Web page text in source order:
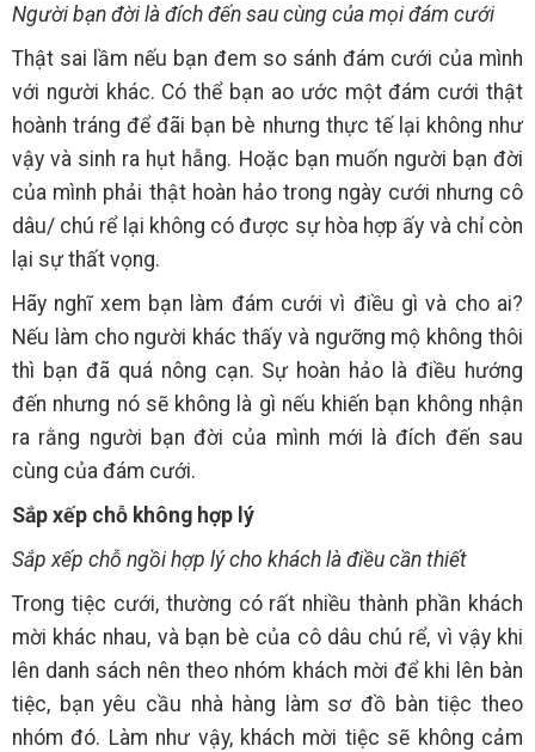
Người bạn đời là đích đến sau cùng của mọi đám cưới
Thật sai lầm nếu bạn đem so sánh đám cưới của mình
với người khác. Có thể bạn ao ước một đám cưới thật
hoành tráng để đãi bạn bè nhưng thực tế lại không như
vậy và sinh ra hụt hẫng. Hoặc bạn muốn người bạn đời
của mình phải thật hoàn hảo trong ngày cưới nhưng cô
dâu/ chú rể lại không có được sự hòa hợp ấy và chỉ còn
lại sự thất vọng.
Hãy nghĩ xem bạn làm đám cưới vì điều gì và cho ai?
Nếu làm cho người khác thấy và ngưỡng mộ không thôi
thì bạn đã quá nông cạn. Sự hoàn hảo là điều hướng
đến nhưng nó sẽ không là gì nếu khiến bạn không nhận
ra rằng người bạn đời của mình mới là đích đến sau
cùng của đám cưới.
Sắp xếp chỗ không hợp lý
Sắp xếp chỗ ngồi hợp lý cho khách là điều cần thiết
Trong tiệc cưới, thường có rất nhiều thành phần khách
mời khác nhau, và bạn bè của cô dâu chú rể, vì vậy khi
lên danh sách nên theo nhóm khách mời để khi lên bàn
tiệc, bạn yêu cầu nhà hàng làm sơ đồ bàn tiệc theo
nhóm đó. Làm như vậy, khách mời tiệc sẽ không cảm